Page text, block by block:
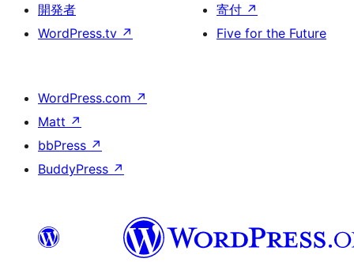
開発者
WordPress.tv ↗
寄付 ↗
Five for the Future
WordPress.com ↗
Matt ↗
bbPress ↗
BuddyPress ↗